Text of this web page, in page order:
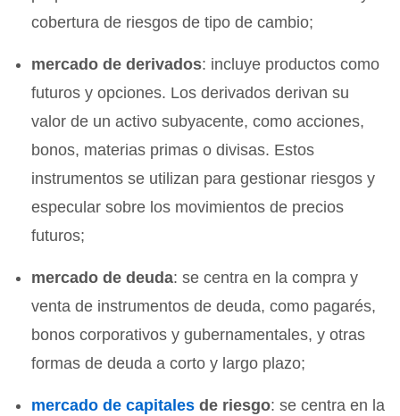
cobertura de riesgos de tipo de cambio;
mercado de derivados: incluye productos como
futuros y opciones. Los derivados derivan su
valor de un activo subyacente, como acciones,
bonos, materias primas o divisas. Estos
instrumentos se utilizan para gestionar riesgos y
especular sobre los movimientos de precios
futuros;
mercado de deuda: se centra en la compra y
venta de instrumentos de deuda, como pagarés,
bonos corporativos y gubernamentales, y otras
formas de deuda a corto y largo plazo;
mercado de capitales de riesgo: se centra en la